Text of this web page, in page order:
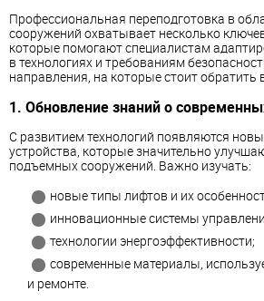
Профессиональная переподготовка в
сооружений охватывает несколько
которые помогают специалистам
в технологиях и требованиям
направления, на которые стоит обратить
1. Обновление знаний о
С развитием технологий появляются
устройства, которые значительно
подъемных сооружений. Важно изучать:
новые типы лифтов и их
инновационные системы
технологии энергоэффективности;
современные материалы,
и ремонте.